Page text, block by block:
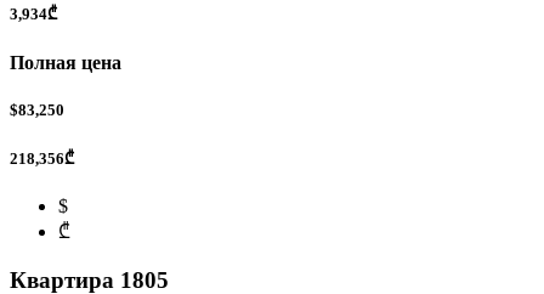
3,934₾
Полная цена
$83,250
218,356₾
$
₾
Квартира 1805